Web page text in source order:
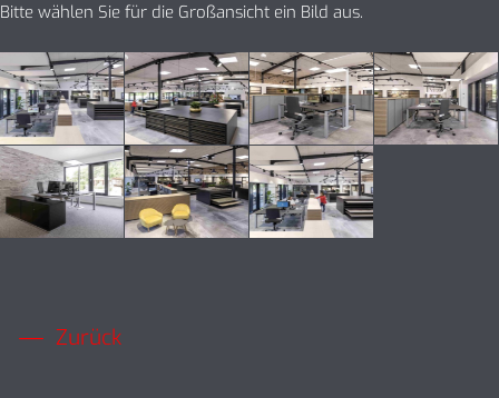
Bitte wählen Sie für die Großansicht ein Bild aus.
Zurück